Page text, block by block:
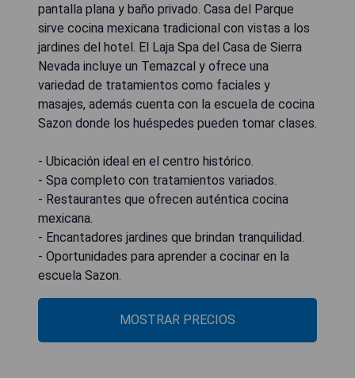
pantalla plana y baño privado. Casa del Parque
sirve cocina mexicana tradicional con vistas a los
jardines del hotel. El Laja Spa del Casa de Sierra
Nevada incluye un Temazcal y ofrece una
variedad de tratamientos como faciales y
masajes, además cuenta con la escuela de cocina
Sazon donde los huéspedes pueden tomar clases.
- Ubicación ideal en el centro histórico.
- Spa completo con tratamientos variados.
- Restaurantes que ofrecen auténtica cocina
mexicana.
- Encantadores jardines que brindan tranquilidad.
- Oportunidades para aprender a cocinar en la
escuela Sazon.
MOSTRAR PRECIOS